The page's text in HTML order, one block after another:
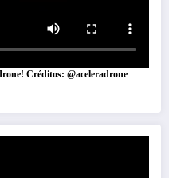
Créditos: @aceleradrone